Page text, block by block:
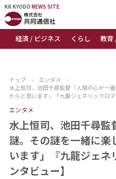
KK KYODO NEWS SITE
経済 / ビジネス くらし 教育
KK KYODONEWS SITE
トップページ
ニュース
おすすめコンテンツ
出版物
会社概要
トップ › エンタメ
›
水上恒司、池田千尋監督「人間の心が一
たらと思います」『九龍ジェネリックロ
エンタメ
水上恒司、池田千尋監
謎。その謎を一緒に楽
います」『九龍ジェネ
ンタビュー】